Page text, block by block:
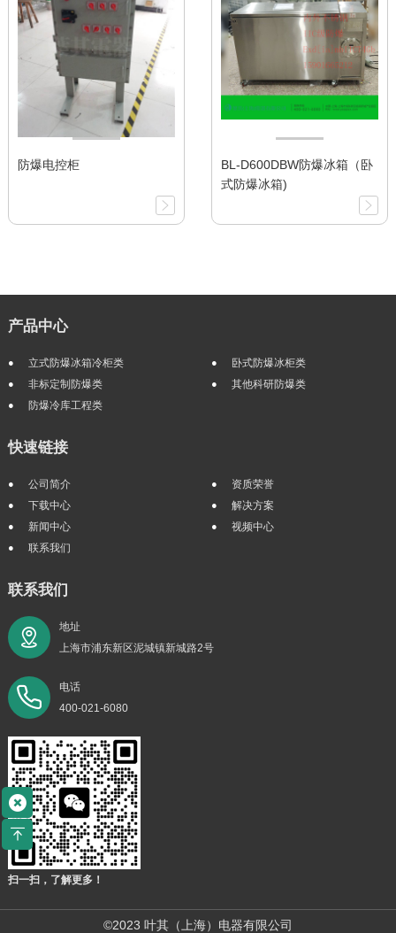
防爆电控柜
BL-D600DBW防爆冰箱（卧
式防爆冰箱)
产品中心
立式防爆冰箱冷柜类
卧式防爆冰柜类
非标定制防爆类
其他科研防爆类
防爆冷库工程类
快速链接
公司简介
资质荣誉
下载中心
解决方案
新闻中心
视频中心
联系我们
联系我们
地址
上海市浦东新区泥城镇新城路2号
电话
400-021-6080
扫一扫，了解更多！
©2023 叶其（上海）电器有限公司